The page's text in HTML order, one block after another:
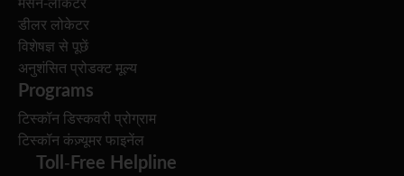
डीलर लोकेटर
विशेषज्ञ से पूछें
अनुशंसित प्रोडक्ट मूल्य
Programs
टिस्कॉन डिस्कवरी प्रोग्राम
टिस्कॉन कंज़्यूमर फाइनेंल
Toll-Free Helpline